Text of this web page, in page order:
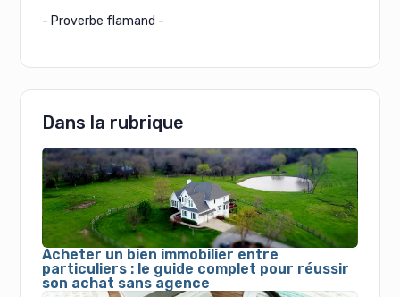
- Proverbe flamand -
Dans la rubrique
Acheter un bien immobilier entre
particuliers : le guide complet pour réussir
son achat sans agence